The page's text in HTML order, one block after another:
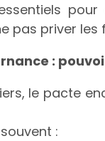
pas priver
:
le pacte
: